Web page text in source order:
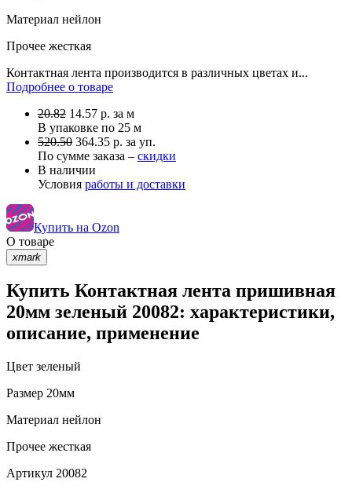
Материал нейлон
Прочее жесткая
Контактная лента производится в различных цветах и...
Подробнее о товаре
20.82 14.57 р. за м
В упаковке по 25 м
520.50 364.35 р. за уп.
По сумме заказа – скидки
В наличии
Условия работы и доставки
Купить на Ozon
О товаре
xmark
Купить Контактная лента пришивная
20мм зеленый 20082: характеристики,
описание, применение
Цвет зеленый
Размер 20мм
Материал нейлон
Прочее жесткая
Артикул 20082